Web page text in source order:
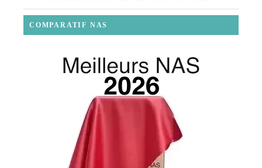
COMPARATIF NAS